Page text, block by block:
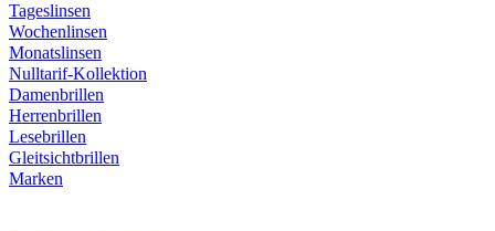
Tageslinsen
Wochenlinsen
Monatslinsen
Nulltarif-Kollektion
Damenbrillen
Herrenbrillen
Lesebrillen
Gleitsichtbrillen
Marken